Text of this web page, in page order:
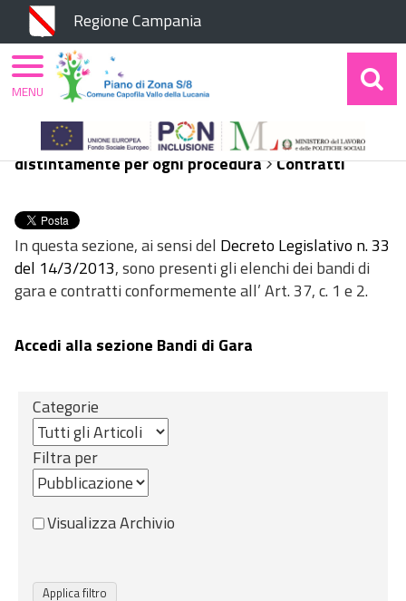
Regione Campania
MENUHome Amministrazione Trasparente
Bandi di
gara e contratti
Atti delle amministrazioni
aggiudicatrici e degli enti aggiudicatori
distintamente per ogni procedura Contratti
In questa sezione, ai sensi del Decreto Legislativo n. 33
del 14/3/2013, sono presenti gli elenchi dei bandi di
gara e contratti conformemente all’ Art. 37, c. 1 e 2.
Accedi alla sezione Bandi di Gara
Categorie
Filtra per
Visualizza Archivio